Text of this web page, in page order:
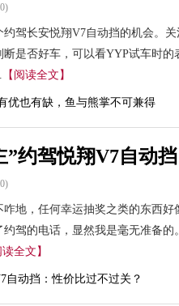
驾长安悦翔V7自动挡的机会。
是否好车，可以看YYP试车时
【阅读全文】
”约驾悦翔V7自动
地，任何幸运抽奖之类的东西好
驾的电话，显然我是毫无准备
读全文】